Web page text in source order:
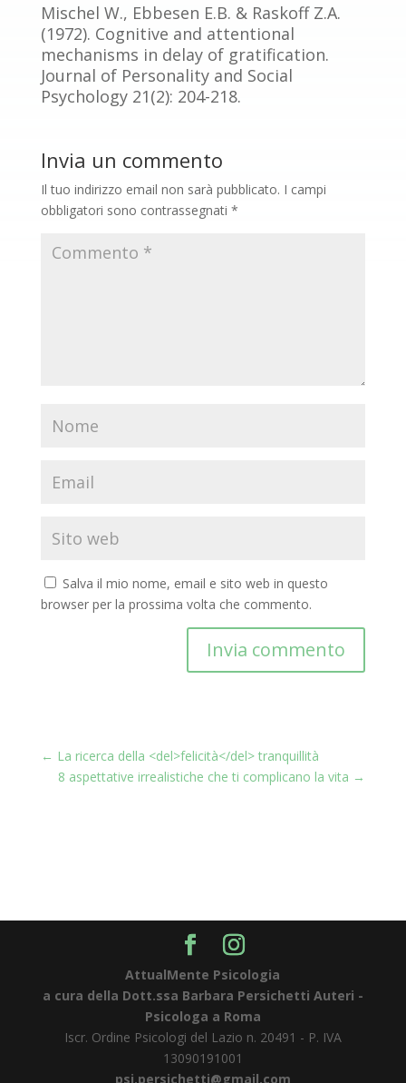
Mischel W., Ebbesen E.B. & Raskoff Z.A.
(1972). Cognitive and attentional
mechanisms in delay of gratification.
Journal of Personality and Social
Psychology 21(2): 204-218.
Invia un commento
Il tuo indirizzo email non sarà pubblicato. I campi
obbligatori sono contrassegnati *
Salva il mio nome, email e sito web in questo
browser per la prossima volta che commento.
Invia commento
← La ricerca della <del>felicità</del> tranquillità
8 aspettative irrealistiche che ti complicano la vita →
AttualMente Psicologia
a cura della Dott.ssa Barbara Persichetti Auteri -
Psicologa a Roma
Iscr. Ordine Psicologi del Lazio n. 20491 - P. IVA
13090191001​
psi.persichetti@gmail.com